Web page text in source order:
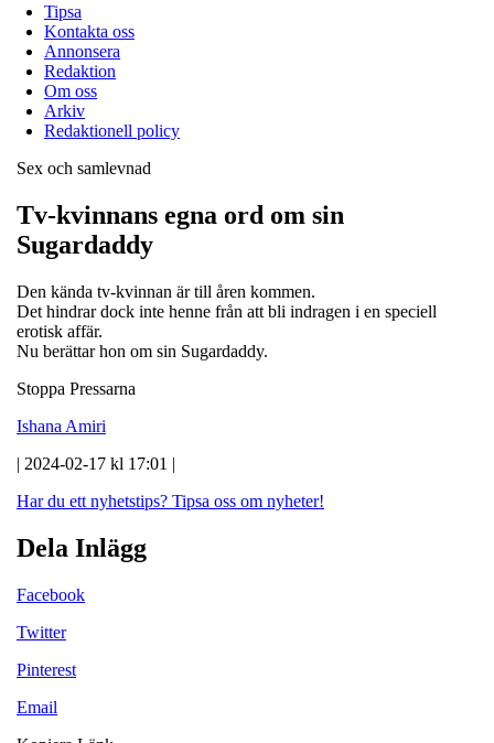
Tipsa
Kontakta oss
Annonsera
Redaktion
Om oss
Arkiv
Redaktionell policy
Sex och samlevnad
Tv-kvinnans egna ord om sin
Sugardaddy
Den kända tv-kvinnan är till åren kommen.
Det hindrar dock inte henne från att bli indragen i en speciell
erotisk affär.
Nu berättar hon om sin Sugardaddy.
Stoppa Pressarna
Ishana Amiri
| 2024-02-17 kl 17:01 |
Har du ett nyhetstips? Tipsa oss om nyheter!
Dela Inlägg
Facebook
Twitter
Pinterest
Email